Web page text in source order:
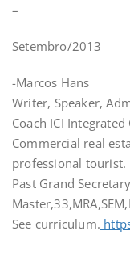
–
Setembro/2013
-Marcos Hans
Writer, Speaker,
Coach ICI
Commercial real
professional tourist.
Past Grand
See curriculum.